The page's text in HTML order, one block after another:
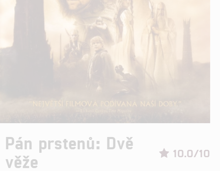
10.0/10
Pán prstenů: Dvě
věže